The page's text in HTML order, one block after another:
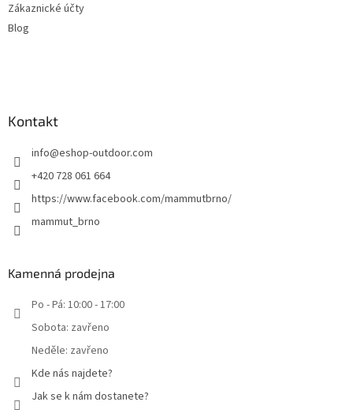
Zákaznické účty
Blog
Kontakt
info@eshop-outdoor.com
+420 728 061 664
https://www.facebook.com/mammutbrno/
mammut_brno
Kamenná prodejna
Po - Pá: 10:00 - 17:00
Sobota: zavřeno
Neděle: zavřeno
Kde nás najdete?
Jak se k nám dostanete?